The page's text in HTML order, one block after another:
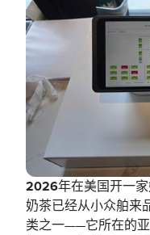
2026年在美国开一
奶茶已经从小众舶来
类之一——它所在的亚